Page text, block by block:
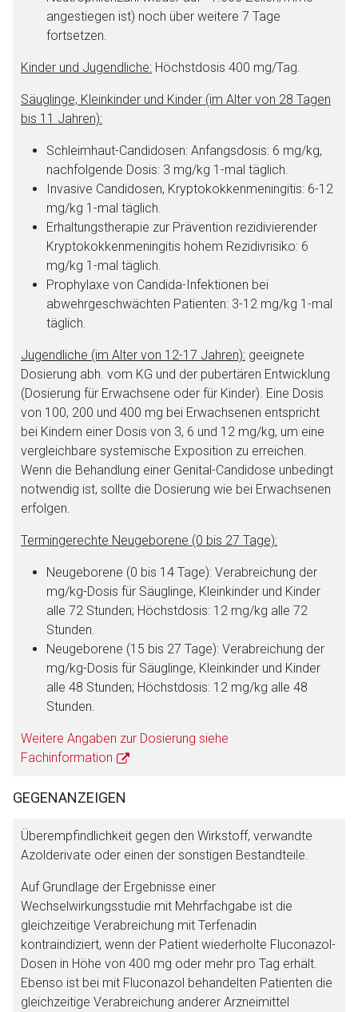
angestiegen ist) noch über weitere 7 Tage
fortsetzen.
Kinder und Jugendliche: Höchstdosis 400 mg/Tag.
Säuglinge, Kleinkinder und Kinder (im Alter von 28 Tagen
bis 11 Jahren):
Schleimhaut-Candidosen: Anfangsdosis: 6 mg/kg,
nachfolgende Dosis: 3 mg/kg 1-mal täglich.
Invasive Candidosen, Kryptokokkenmeningitis: 6-12
mg/kg 1-mal täglich.
Erhaltungstherapie zur Prävention rezidivierender
Kryptokokkenmeningitis hohem Rezidivrisiko: 6
mg/kg 1-mal täglich.
Prophylaxe von Candida-Infektionen bei
abwehrgeschwächten Patienten: 3-12 mg/kg 1-mal
täglich.
Jugendliche (im Alter von 12-17 Jahren): geeignete
Dosierung abh. vom KG und der pubertären Entwicklung
(Dosierung für Erwachsene oder für Kinder). Eine Dosis
von 100, 200 und 400 mg bei Erwachsenen entspricht
bei Kindern einer Dosis von 3, 6 und 12 mg/kg, um eine
vergleichbare systemische Exposition zu erreichen.
Wenn die Behandlung einer Genital-Candidose unbedingt
notwendig ist, sollte die Dosierung wie bei Erwachsenen
erfolgen.
Termingerechte Neugeborene (0 bis 27 Tage):
Neugeborene (0 bis 14 Tage): Verabreichung der
mg/kg-Dosis für Säuglinge, Kleinkinder und Kinder
alle 72 Stunden; Höchstdosis: 12 mg/kg alle 72
Stunden.
Neugeborene (15 bis 27 Tage): Verabreichung der
mg/kg-Dosis für Säuglinge, Kleinkinder und Kinder
alle 48 Stunden; Höchstdosis: 12 mg/kg alle 48
Stunden.
Weitere Angaben zur Dosierung siehe
Fachinformation
GEGENANZEIGEN
Überempfindlichkeit gegen den Wirkstoff, verwandte
Azolderivate oder einen der sonstigen Bestandteile.
Auf Grundlage der Ergebnisse einer
Wechselwirkungsstudie mit Mehrfachgabe ist die
gleichzeitige Verabreichung mit Terfenadin
kontraindiziert, wenn der Patient wiederholte Fluconazol-
Dosen in Höhe von 400 mg oder mehr pro Tag erhält.
Ebenso ist bei mit Fluconazol behandelten Patienten die
gleichzeitige Verabreichung anderer Arzneimittel